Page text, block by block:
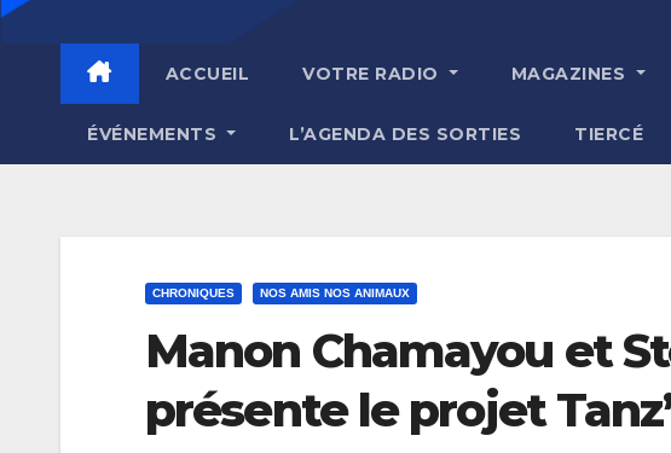
ACCUEIL VOTRE RADIO MAGAZINES
ÉVÉNEMENTS L’AGENDA DES SORTIES TIERCÉ
CHRONIQUES NOS AMIS NOS ANIMAUX
Manon Chamayou et
présente le projet